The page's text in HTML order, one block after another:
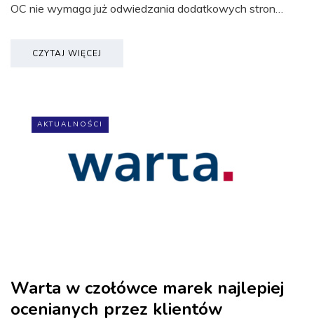
OC nie wymaga już odwiedzania dodatkowych stron…
CZYTAJ WIĘCEJ
AKTUALNOŚCI
Warta w czołówce marek najlepiej
ocenianych przez klientów